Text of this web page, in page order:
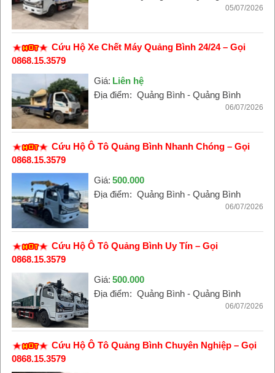
05/07/2026
Cứu Hộ Xe Chết Máy Quảng Bình 24/24 – Gọi
0868.15.3579
Giá: Liên hệ
Địa điểm: Quảng Bình - Quảng Bình
06/07/2026
Cứu Hộ Ô Tô Quảng Bình Nhanh Chóng – Gọi
0868.15.3579
Giá: 500.000
Địa điểm: Quảng Bình - Quảng Bình
06/07/2026
Cứu Hộ Ô Tô Quảng Bình Uy Tín – Gọi
0868.15.3579
Giá: 500.000
Địa điểm: Quảng Bình - Quảng Bình
06/07/2026
Cứu Hộ Ô Tô Quảng Bình Chuyên Nghiệp – Gọi
0868.15.3579